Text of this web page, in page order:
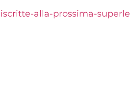
alla-prossima-